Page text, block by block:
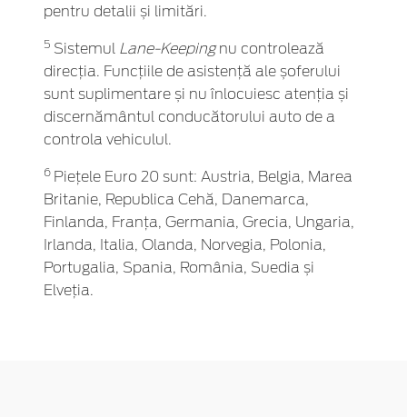
pentru detalii și limitări.
5 Sistemul Lane-Keepingnu controlează
direcția. Funcțiile de asistență ale șoferului
sunt suplimentare și nu înlocuiesc atenția și
discernământul conducătorului auto de a
controla vehiculul.
6 Piețele Euro 20 sunt: Austria, Belgia, Marea
Britanie, Republica Cehă, Danemarca,
Finlanda, Franța, Germania, Grecia, Ungaria,
Irlanda, Italia, Olanda, Norvegia, Polonia,
Portugalia, Spania, România, Suedia și
Elveția.